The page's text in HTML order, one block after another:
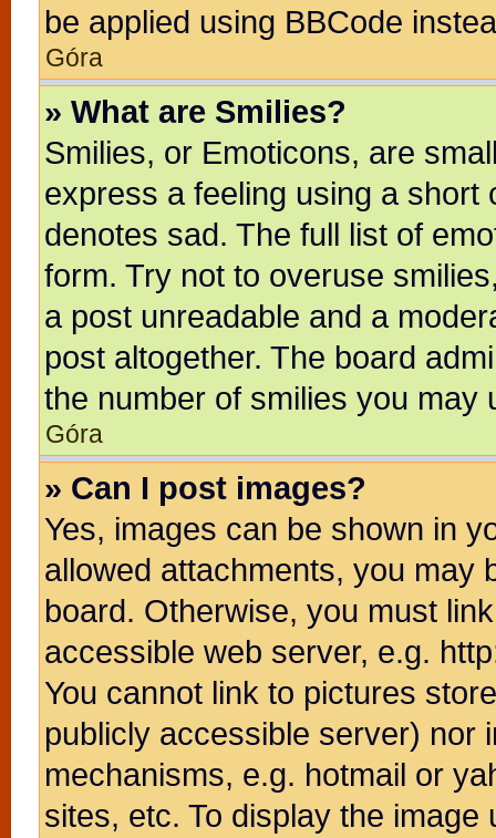
be applied using BBCode
Góra
» What are Smilies?
Smilies, or Emoticons, are
express a feeling using a short
denotes sad. The full list of
form. Try not to overuse
a post unreadable and a
post altogether. The board
the number of smilies you may
Góra
» Can I post images?
Yes, images can be shown in
allowed attachments, you may
board. Otherwise, you must
accessible web server, e.g.
You cannot link to pictures
publicly accessible server) nor
mechanisms, e.g. hotmail or
sites, etc. To display the